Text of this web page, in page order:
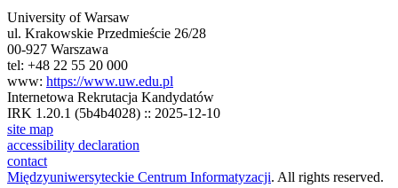
University of Warsaw
ul. Krakowskie Przedmieście 26/28
00-927 Warszawa
tel: +48 22 55 20 000
www: https://www.uw.edu.pl
Internetowa Rekrutacja Kandydatów
IRK 1.20.1 (5b4b4028) :: 2025-12-10
site map
accessibility declaration
contact
Międzyuniwersyteckie Centrum Informatyzacji. All rights reserved.